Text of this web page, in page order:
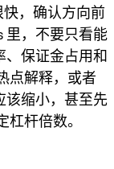
，确认方向前
里，不要只看能
、保证金占用和
点解释，或者
该缩小，甚至先
杆倍数。